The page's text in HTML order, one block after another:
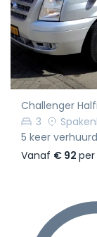
Challenger
3
5 keer verhuurd
Vanaf € 92